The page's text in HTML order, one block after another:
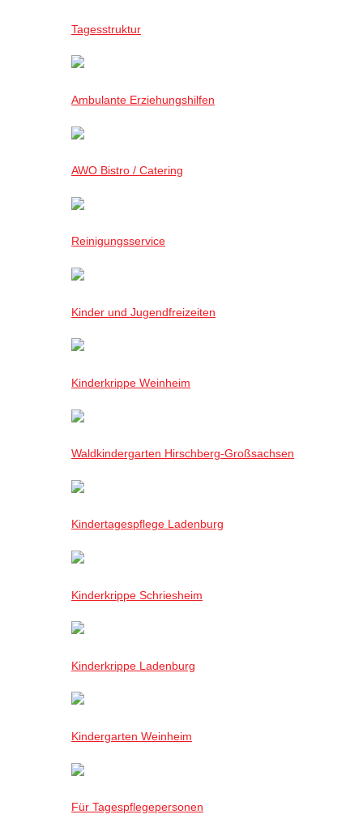
Tagesstruktur
Ambulante Erziehungshilfen
AWO Bistro / Catering
Reinigungsservice
Kinder und Jugendfreizeiten
Kinderkrippe Weinheim
Waldkindergarten Hirschberg-Großsachsen
Kindertagespflege Ladenburg
Kinderkrippe Schriesheim
Kinderkrippe Ladenburg
Kindergarten Weinheim
Für Tagespflegepersonen